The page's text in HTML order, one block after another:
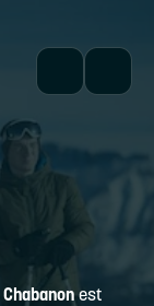
Chabanonest